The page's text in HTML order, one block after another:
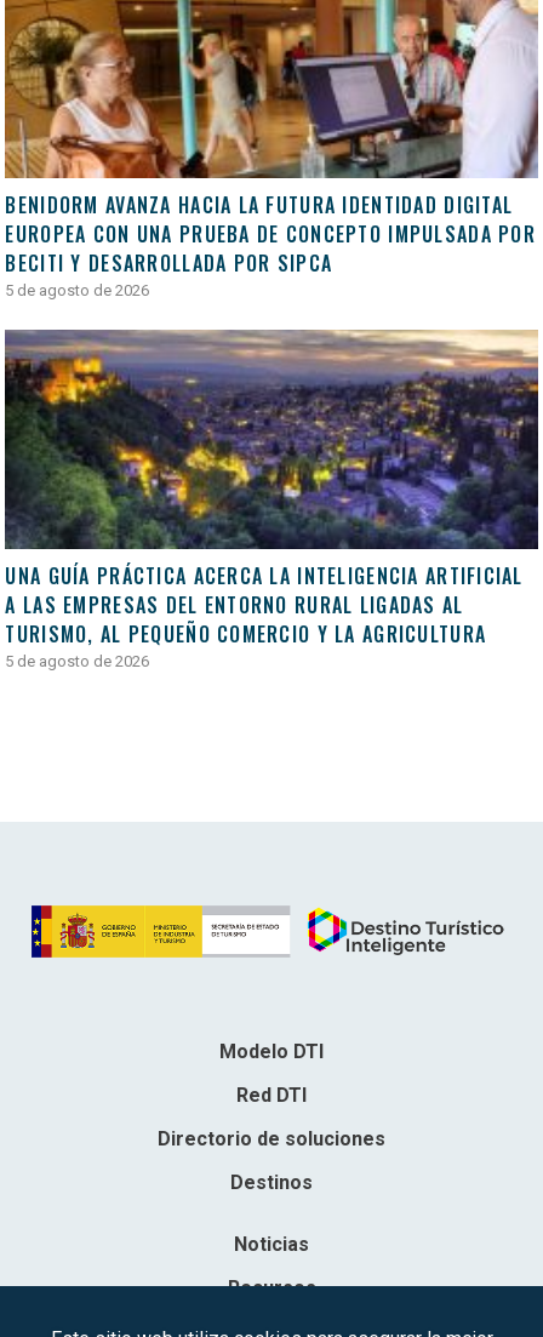
BENIDORM AVANZA HACIA LA FUTURA IDENTIDAD DIGITAL
EUROPEA CON UNA PRUEBA DE CONCEPTO IMPULSADA POR
BECITI Y DESARROLLADA POR SIPCA
5 de agosto de 2026
UNA GUÍA PRÁCTICA ACERCA LA INTELIGENCIA ARTIFICIAL
A LAS EMPRESAS DEL ENTORNO RURAL LIGADAS AL
TURISMO, AL PEQUEÑO COMERCIO Y LA AGRICULTURA
5 de agosto de 2026
Modelo DTI
Red DTI
Directorio de soluciones
Destinos
Noticias
Recursos
Contacto